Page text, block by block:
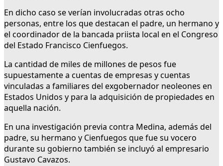
En dicho caso se verían involucradas otras ocho
personas, entre los que destacan el padre, un hermano y
el coordinador de la bancada priista local en el Congreso
del Estado Francisco Cienfuegos.
La cantidad de miles de millones de pesos fue
supuestamente a cuentas de empresas y cuentas
vinculadas a familiares del exgobernador neoleones en
Estados Unidos y para la adquisición de propiedades en
aquella nación.
En una investigación previa contra Medina, además del
padre, su hermano y Cienfuegos que fue su vocero
durante su gobierno también se incluyó al empresario
Gustavo Cavazos.